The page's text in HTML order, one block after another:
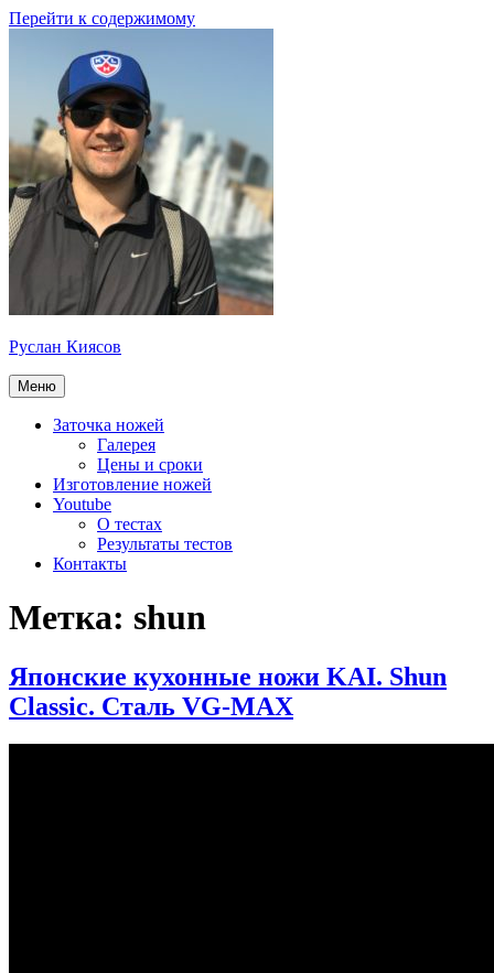
Перейти к содержимому
Руслан Киясов
Меню
Заточка ножей
Галерея
Цены и сроки
Изготовление ножей
Youtube
О тестах
Результаты тестов
Контакты
Метка: shun
Японские кухонные ножи KAI. Shun
Classic. Сталь VG-MAX